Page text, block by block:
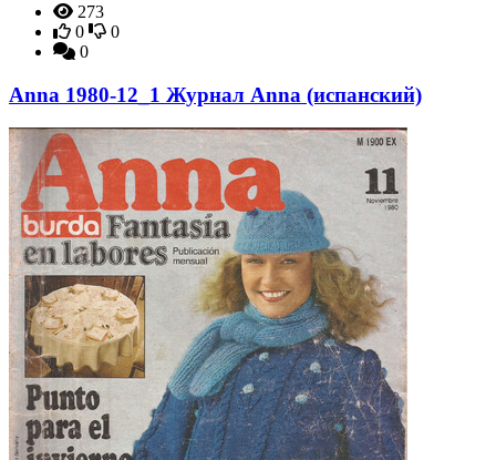
273
0
0
0
Anna 1980-12_1 Журнал Anna (испанский)